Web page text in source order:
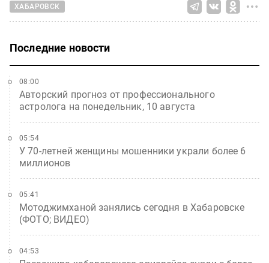
ХАБАРОВСК
Последние новости
Авторский прогноз от профессионального
астролога на понедельник, 10 августа
08:00
У 70-летней женщины мошенники украли более 6
миллионов
05:54
Мотоджимханой занялись сегодня в Хабаровске
(ФОТО; ВИДЕО)
05:41
04:53